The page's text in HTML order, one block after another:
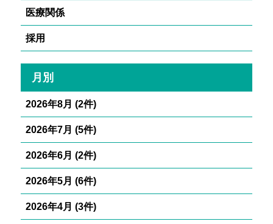
医療関係
採用
月別
2026年8月 (2件)
2026年7月 (5件)
2026年6月 (2件)
2026年5月 (6件)
2026年4月 (3件)